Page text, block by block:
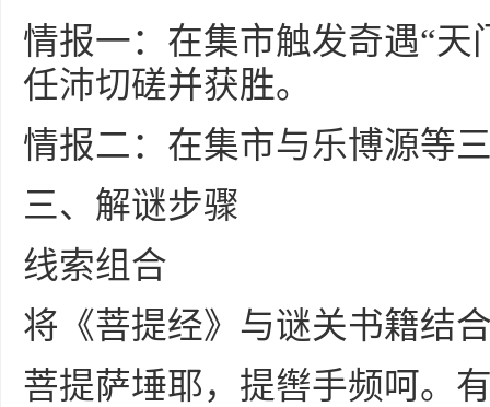
情报一：在集市触发奇遇“天
任沛切磋并获胜。
情报二：在集市与乐博源等
三、解谜步骤
线索组合
将《菩提经》与谜关书籍结
菩提萨埵耶，提辔手频呵。